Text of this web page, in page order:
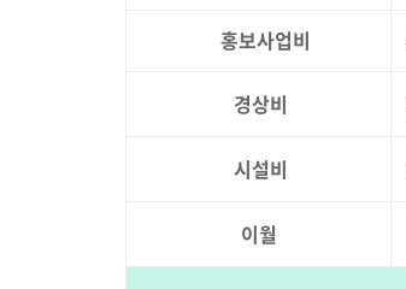
홍보사업비
경상비
시설비
이월